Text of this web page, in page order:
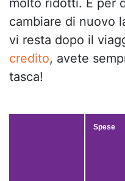
cambiare di nuovo
vi resta dopo il
credito, avete
tasca!
Spese